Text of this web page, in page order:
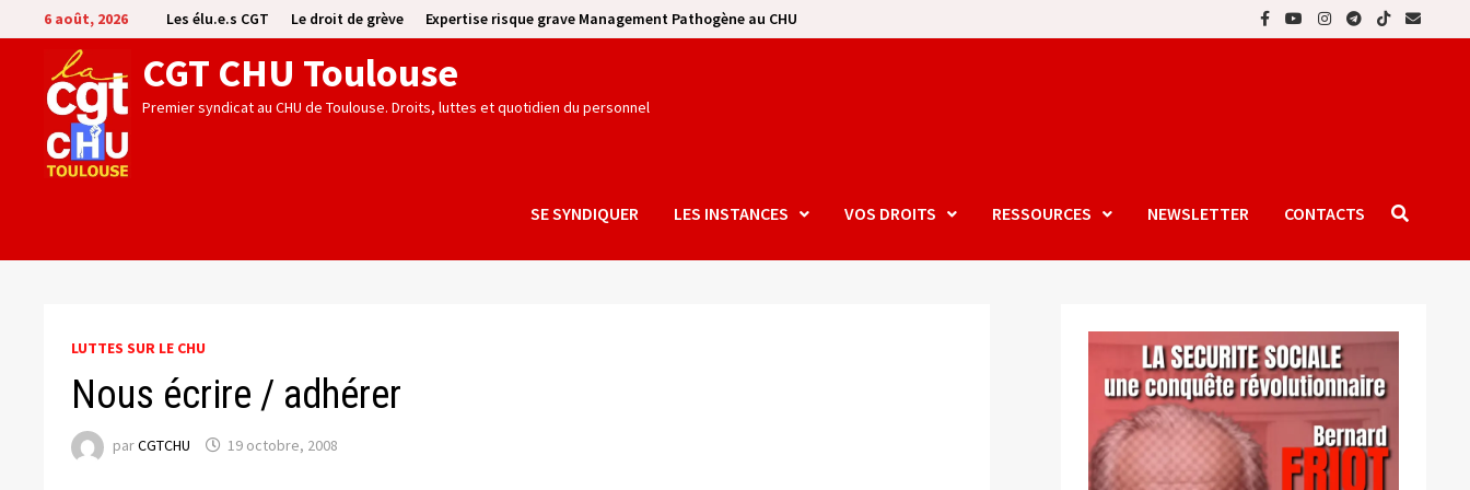
Passer
au
contenu
6 août, 2026 Les élu.e.s CGT Le droit de grève Expertise risque grave Management Pathogène au CHU
CGT CHU Toulouse
Premier syndicat au CHU de Toulouse. Droits, luttes et quotidien du personnel
SE SYNDIQUER LES INSTANCES VOS DROITS RESSOURCES NEWSLETTER CONTACTS
LUTTES SUR LE CHU
Nous écrire / adhérer
parCGTCHU 19 octobre, 2008